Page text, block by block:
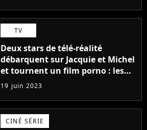
TV
Deux stars de télé-réalité
débarquent sur Jacquie et Michel
et tournent un film porno : les
premières images du tournage
(exclu)
19 juin 2023
CINÉ SÉRIE